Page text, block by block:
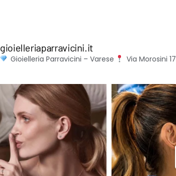
gioielleriaparravicini.it
Gioielleria Parravicini – Varese Via Morosini 17